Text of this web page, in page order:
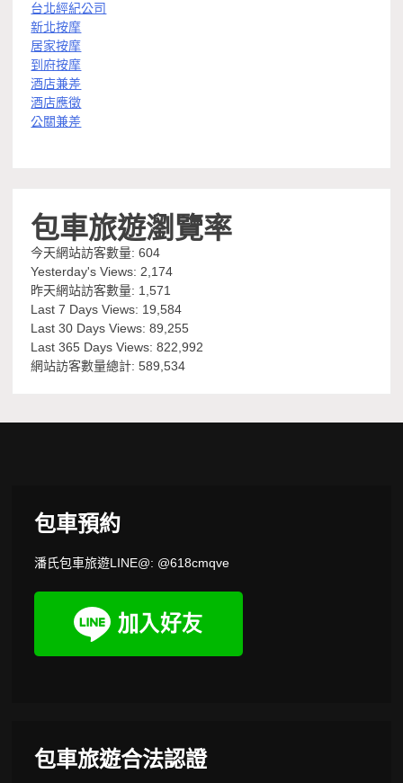
台北經紀公司
新北按摩
居家按摩
到府按摩
酒店兼差
酒店應徵
公關兼差
包車旅遊瀏覽率
今天網站訪客數量:604
Yesterday's Views: 2,174
昨天網站訪客數量: 1,571
Last 7 Days Views: 19,584
Last 30 Days Views:89,255
Last 365 Days Views:822,992
網站訪客數量總計:589,534
包車預約
潘氏包車旅遊LINE@: @618cmqve
包車旅遊合法認證